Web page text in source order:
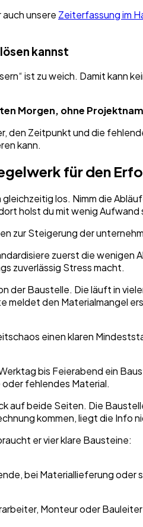
unsere Zeiterfassung im
kannst
ist zu weich. Damit kann
Morgen, ohne
den Zeitpunkt und die
kann.
für den
los. Nimm die
holst du mit wenig Aufwand
zuerst die wenigen
zuverlässig Stress macht.
Baustelle. Die läuft in
den Materialmangel
einen klaren
bis Feierabend ein
fehlendes Material.
auf beide Seiten. Die
kommen, liegt die Info
er vier klare Bausteine:
bei Materiallieferung
Monteur oder Bauleiter